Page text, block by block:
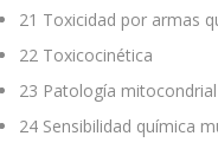
21 Toxicidad por armas
22 Toxicocinética
23 Patología
24 Sensibilidad química